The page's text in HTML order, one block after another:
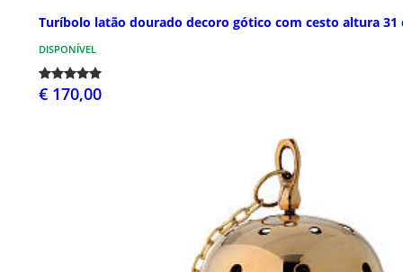
Turíbolo latão dourado decoro gótico com cesto altura 31
DISPONÍVEL
€ 170,00